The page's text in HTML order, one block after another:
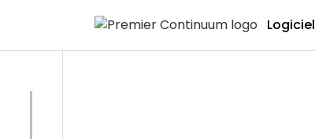
Logiciel